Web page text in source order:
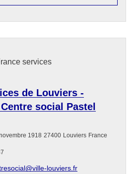
de Louviers -
social Pastel
1918 27400 Louviers France
louviers.fr
services